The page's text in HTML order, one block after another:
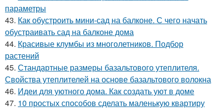
параметры
43. Как обустроить мини-сад на балконе. С чего начать
обустраивать сад на балконе дома
44. Красивые клумбы из многолетников. Подбор
растений
45. Стандартные размеры базальтового утеплителя.
Свойства утеплителей на основе базальтового волокна
46. Идеи для уютного дома. Как создать уют в доме
47. 10 простых способов сделать маленькую квартиру